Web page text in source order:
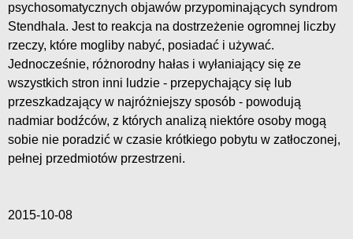
psychosomatycznych objawów przypominających syndrom
Stendhala. Jest to reakcja na dostrzeżenie ogromnej liczby
rzeczy, które mogliby nabyć, posiadać i używać.
Jednocześnie, różnorodny hałas i wyłaniający się ze
wszystkich stron inni ludzie - przepychający się lub
przeszkadzający w najróżniejszy sposób - powodują
nadmiar bodźców, z których analizą niektóre osoby mogą
sobie nie poradzić w czasie krótkiego pobytu w zatłoczonej,
pełnej przedmiotów przestrzeni.
2015-10-08